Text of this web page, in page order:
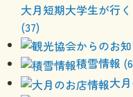
大月短期大学生が行
(37)
積雪情報
大